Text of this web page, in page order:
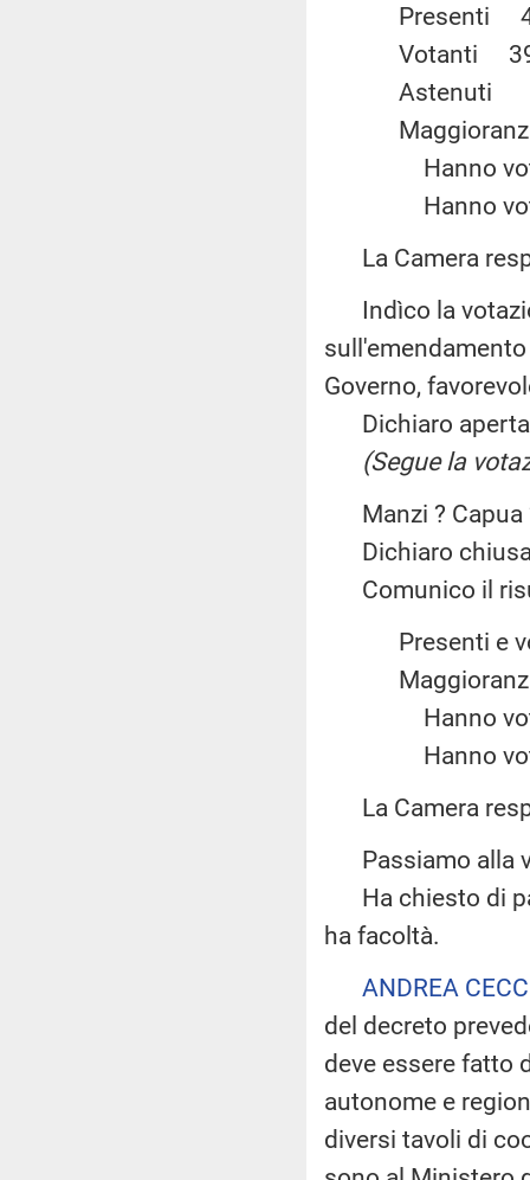
Votanti
Hanno
Hanno
La Camera
Indìco la
Governo,
Dichiaro aperta
(Segue la
Manzi ? Capua
Dichiaro chiusa
Comunico il
Presenti
Hanno
Hanno
La Camera
Passiamo alla
Ha chiesto di
ha facoltà.
ANDREA
del decreto
deve essere fatto
autonome e
diversi tavoli di